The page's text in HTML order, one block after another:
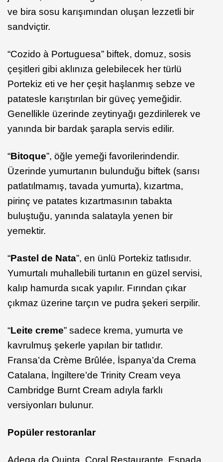
ve bira sosu karışımından oluşan lezzetli bir
sandviçtir.
“Cozido à Portuguesa” biftek, domuz, sosis
çeşitleri gibi aklınıza gelebilecek her türlü
Portekiz eti ve her çeşit haşlanmış sebze ve
patatesle karıştırılan bir güveç yemeğidir.
Genellikle üzerinde zeytinyağı gezdirilerek ve
yanında bir bardak şarapla servis edilir.
“Bitoque”, öğle yemeği favorilerindendir.
Üzerinde yumurtanın bulunduğu biftek (sarısı
patlatılmamış, tavada yumurta), kızartma,
pirinç ve patates kızartmasının tabakta
buluştuğu, yanında salatayla yenen bir
yemektir.
“Pastel de Nata”, en ünlü Portekiz tatlısıdır.
Yumurtalı muhallebili turtanın en güzel servisi,
kalıp hamurda sıcak yapılır. Fırından çıkar
çıkmaz üzerine tarçın ve pudra şekeri serpilir.
“Leite creme” sadece krema, yumurta ve
kavrulmuş şekerle yapılan bir tatlıdır.
Fransa’da Crème Brûlée, İspanya’da Crema
Catalana, İngiltere’de Trinity Cream veya
Cambridge Burnt Cream adıyla farklı
versiyonları bulunur.
Popüler restoranlar
Adega da Quinta, Coral Restaurante, Espada